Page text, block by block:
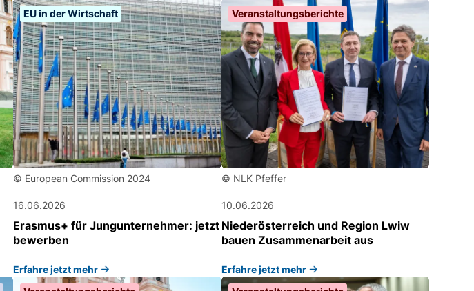
EU in der Wirtschaft
© European Commission 2024
16.06.2026
Erasmus+ für Jungunternehmer: jetzt
bewerben
Erfahre jetzt mehr
Veranstaltungsberichte
© NLK Pfeffer
10.06.2026
Niederösterreich und Region Lwiw
bauen Zusammenarbeit aus
Erfahre jetzt mehr